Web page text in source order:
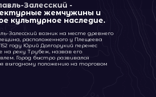
Залесский -
жемчужины и
культурное наследие.
Залесский возник на месте древнего
расположенного у Плещеева
году Юрий Долгорукий перенес
на реку Трубеж, назвав его
Город быстро развивался
выгодному положению на торговом